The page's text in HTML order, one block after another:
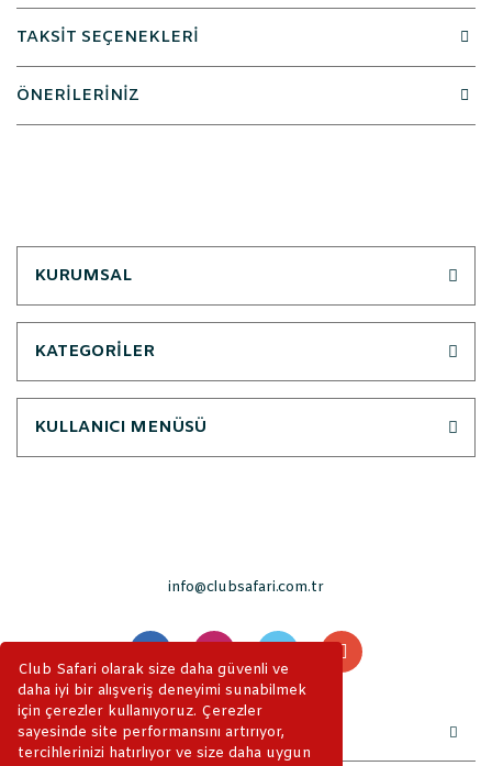
Club Safari olarak size daha güvenli ve
daha iyi bir alışveriş deneyimi sunabilmek
için çerezler kullanıyoruz. Çerezler
sayesinde site performansını artırıyor,
tercihlerinizi hatırlıyor ve size daha uygun
TAKSİT SEÇENEKLERİ
ÖNERİLERİNİZ
KURUMSAL
KATEGORİLER
KULLANICI MENÜSÜ
info@clubsafari.com.tr